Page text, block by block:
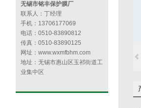
无锡市铭丰保护膜厂
联系人：丁经理
手机：13706177069
电话：0510-83890812
传真：0510-83890125
网址：www.wxmfbhm.com
地址：无锡市惠山区玉祁街道工
业集中区